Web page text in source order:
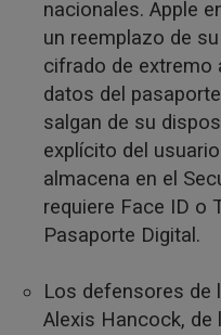
nacionales. Apple
un reemplazo de
cifrado de extremo
datos del
salgan de su
explícito del
almacena en el
requiere Face ID o
Pasaporte Digital.
Los defensores de
Alexis Hancock,